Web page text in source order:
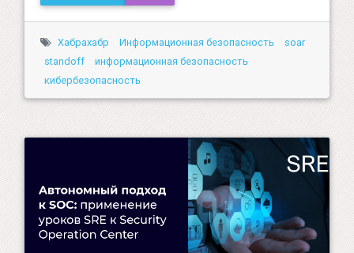
Хабрахабр Информационная безопасность
soar
standoff
информационная безопасность
кибербезопасность